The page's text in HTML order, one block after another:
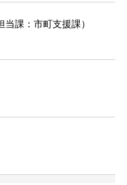
当課：市町支援課）